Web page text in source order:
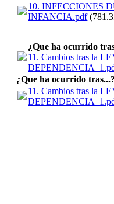
10. INFECCIONES
INFANCIA.pdf
¿Que ha ocurrido
11. Cambios tras la
¿Que ha ocurrido tras...?
11. Cambios tras la